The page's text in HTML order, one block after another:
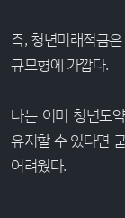
즉, 청년미래적금
규모형에 가깝다.
나는 이미 청년도
유지할 수 있다면
어려웠다.